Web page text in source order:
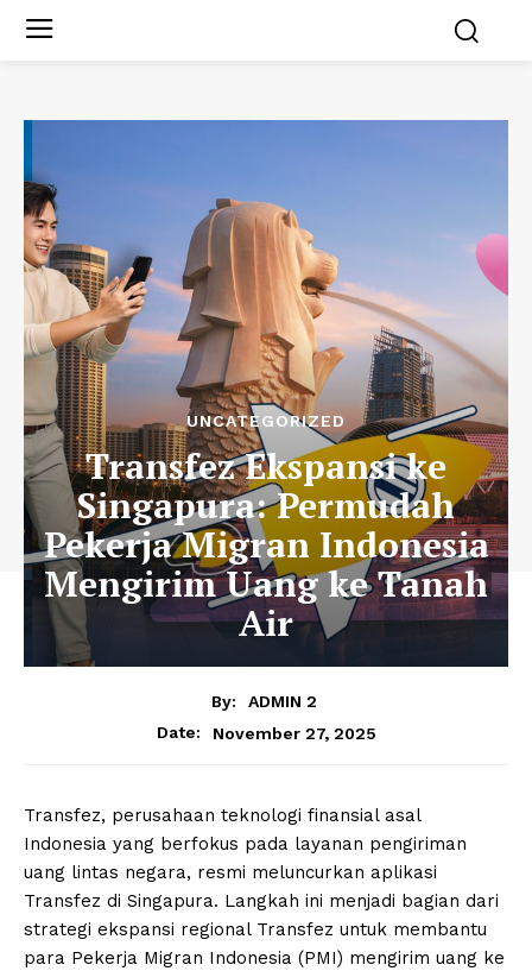
UNCATEGORIZED
Transfez Ekspansi ke
Singapura: Permudah
Pekerja Migran Indonesia
Mengirim Uang ke Tanah
Air
By:
ADMIN 2
Date:
November 27, 2025
Transfez, perusahaan teknologi finansial asal
Indonesia yang berfokus pada layanan pengiriman
uang lintas negara, resmi meluncurkan aplikasi
Transfez di Singapura. Langkah ini menjadi bagian dari
strategi ekspansi regional Transfez untuk membantu
para Pekerja Migran Indonesia (PMI) mengirim uang ke